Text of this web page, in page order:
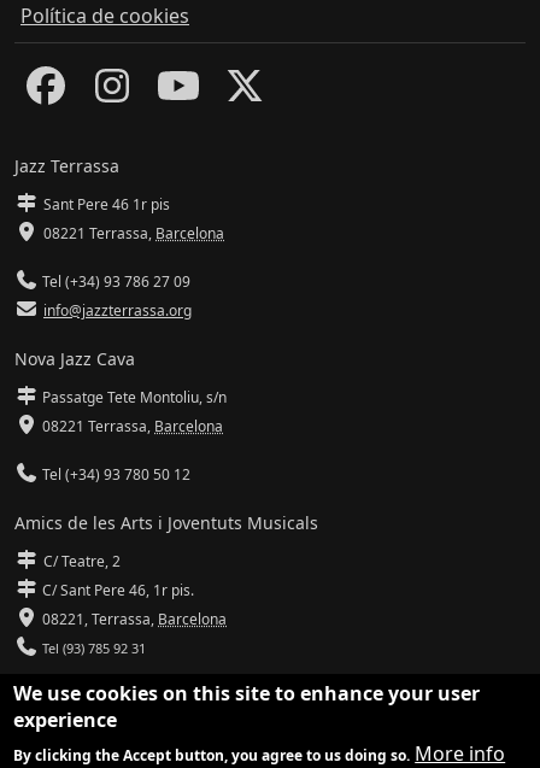
Política de cookies
Jazz Terrassa
Sant Pere 46 1r pis
08221 Terrassa, Barcelona
Tel (+34) 93 786 27 09
info@jazzterrassa.org
Nova Jazz Cava
Passatge Tete Montoliu, s/n
08221 Terrassa, Barcelona
Tel (+34) 93 780 50 12
Amics de les Arts i Joventuts Musicals
C/ Teatre, 2
C/ Sant Pere 46, 1r pis.
08221,Terrassa, Barcelona
Tel (93) 785 92 31
info@amicsdelesarts-jjmm.cat
www.amicsdelesarts-jjmm.cat
We use cookies on this site to enhance your user
experience
By clicking the Accept button, you agree to us doing so. More info